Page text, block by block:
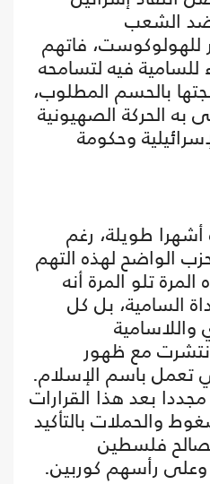
ضد الشعب
للهولوكوست، فاتهم
للسامية فيه لتسامحه
بالحسم المطلوب،
الحركة الصهيونية
وحكومة
طويلة، رغم
الواضح لهذه التهم
تلو المرة أنه
السامية، بل كل
واللاسامية
مع ظهور
تعمل باسم الإسلام.
بعد هذا القرارات
والحملات بالتأكيد
فلسطين
رأسهم كوربين.